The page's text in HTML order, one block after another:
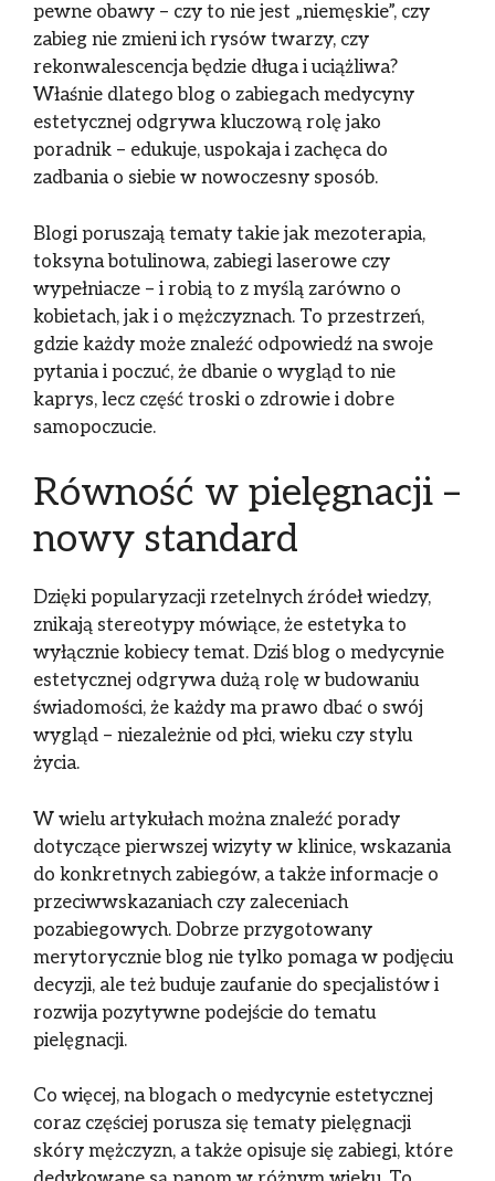
pewne obawy – czy to nie jest „niemęskie”, czy
zabieg nie zmieni ich rysów twarzy, czy
rekonwalescencja będzie długa i uciążliwa?
Właśnie dlatego blog o zabiegach medycyny
estetycznej odgrywa kluczową rolę jako
poradnik – edukuje, uspokaja i zachęca do
zadbania o siebie w nowoczesny sposób.
Blogi poruszają tematy takie jak mezoterapia,
toksyna botulinowa, zabiegi laserowe czy
wypełniacze – i robią to z myślą zarówno o
kobietach, jak i o mężczyznach. To przestrzeń,
gdzie każdy może znaleźć odpowiedź na swoje
pytania i poczuć, że dbanie o wygląd to nie
kaprys, lecz część troski o zdrowie i dobre
samopoczucie.
Równość w pielęgnacji –
nowy standard
Dzięki popularyzacji rzetelnych źródeł wiedzy,
znikają stereotypy mówiące, że estetyka to
wyłącznie kobiecy temat. Dziś blog o medycynie
estetycznej odgrywa dużą rolę w budowaniu
świadomości, że każdy ma prawo dbać o swój
wygląd – niezależnie od płci, wieku czy stylu
życia.
W wielu artykułach można znaleźć porady
dotyczące pierwszej wizyty w klinice, wskazania
do konkretnych zabiegów, a także informacje o
przeciwwskazaniach czy zaleceniach
pozabiegowych. Dobrze przygotowany
merytorycznie blog nie tylko pomaga w podjęciu
decyzji, ale też buduje zaufanie do specjalistów i
rozwija pozytywne podejście do tematu
pielęgnacji.
Co więcej, na blogach o medycynie estetycznej
coraz częściej porusza się tematy pielęgnacji
skóry mężczyzn, a także opisuje się zabiegi, które